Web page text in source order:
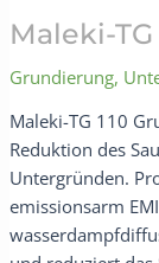
Maleki-TG
Grundierung,
Maleki-TG 110
Reduktion des
Untergründen.
emissionsarm